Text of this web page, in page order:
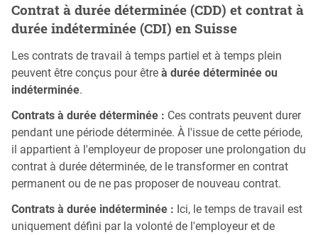
Contrat à durée déterminée (CDD) et contrat à
durée indéterminée (CDI) en Suisse
Les contrats de travail à temps partiel et à temps plein
peuvent être conçus pour être à durée déterminée ou
indéterminée.
Contrats à durée déterminée : Ces contrats peuvent durer
pendant une période déterminée. À l'issue de cette période,
il appartient à l'employeur de proposer une prolongation du
contrat à durée déterminée, de le transformer en contrat
permanent ou de ne pas proposer de nouveau contrat.
Contrats à durée indéterminée : Ici, le temps de travail est
uniquement défini par la volonté de l'employeur et de